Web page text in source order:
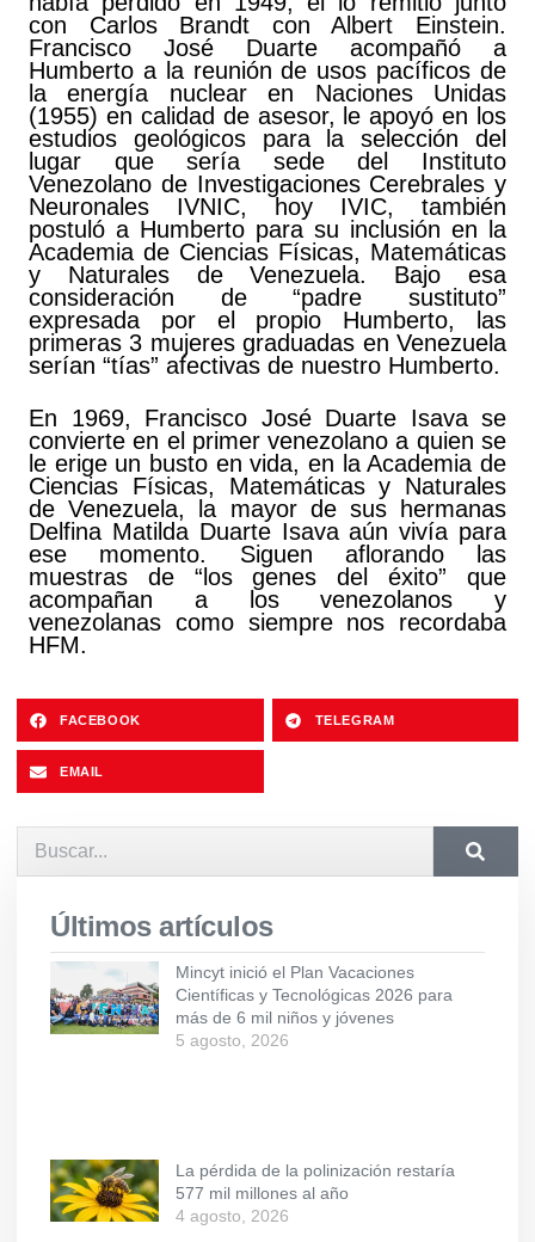
con Carlos Brandt con Albert Einstein.
Francisco José Duarte acompañó a
Humberto a la reunión de usos pacíficos de
la energía nuclear en Naciones Unidas
(1955) en calidad de asesor, le apoyó en los
estudios geológicos para la selección del
lugar que sería sede del Instituto
Venezolano de Investigaciones Cerebrales y
Neuronales IVNIC, hoy IVIC, también
postuló a Humberto para su inclusión en la
Academia de Ciencias Físicas, Matemáticas
y Naturales de Venezuela. Bajo esa
consideración de “padre sustituto”
expresada por el propio Humberto, las
primeras 3 mujeres graduadas en Venezuela
serían “tías” afectivas de nuestro Humberto.
En 1969, Francisco José Duarte Isava se
convierte en el primer venezolano a quien se
le erige un busto en vida, en la Academia de
Ciencias Físicas, Matemáticas y Naturales
de Venezuela, la mayor de sus hermanas
Delfina Matilda Duarte Isava aún vivía para
ese momento. Siguen aflorando las
muestras de “los genes del éxito” que
acompañan a los venezolanos y
venezolanas como siempre nos recordaba
HFM.
FACEBOOK TELEGRAM
EMAIL
Últimos artículos
Mincyt inició el Plan Vacaciones
Científicas y Tecnológicas 2026 para
más de 6 mil niños y jóvenes
5 agosto, 2026
La pérdida de la polinización restaría
577 mil millones al año
4 agosto, 2026